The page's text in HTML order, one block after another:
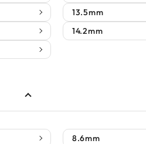
13.5mm
14.2mm
8.6mm